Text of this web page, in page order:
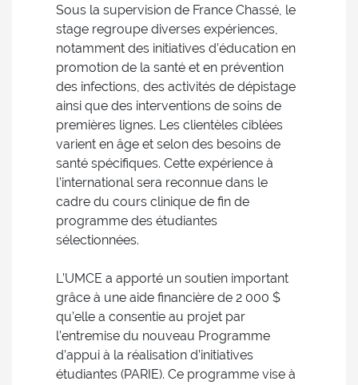
Sous la supervision de France Chassé, le
stage regroupe diverses expériences,
notamment des initiatives d’éducation en
promotion de la santé et en prévention
des infections, des activités de dépistage
ainsi que des interventions de soins de
premières lignes. Les clientèles ciblées
varient en âge et selon des besoins de
santé spécifiques. Cette expérience à
l’international sera reconnue dans le
cadre du cours clinique de fin de
programme des étudiantes
sélectionnées.
L’UMCE a apporté un soutien important
grâce à une aide financière de 2 000 $
qu’elle a consentie au projet par
l’entremise du nouveau Programme
d’appui à la réalisation d’initiatives
étudiantes (PARIE). Ce programme vise à